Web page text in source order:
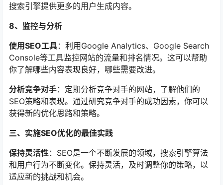
搜索引擎提供更多的用户生成内容。
8、监控与分析
使用SEO工具：利用Google Analytics、Google Search
Console等工具监控网站的流量和排名情况。这可以帮助
你了解哪些内容表现良好，哪些需要改进。
分析竞争对手：定期分析竞争对手的网站，了解他们的
SEO策略和表现。通过研究竞争对手的成功因素，你可以
获得新的优化思路和策略。
三、实施SEO优化的最佳实践
保持灵活性：SEO是一个不断发展的领域，搜索引擎算法
和用户行为不断变化。保持灵活，及时调整你的策略，以
适应新的挑战和机会。